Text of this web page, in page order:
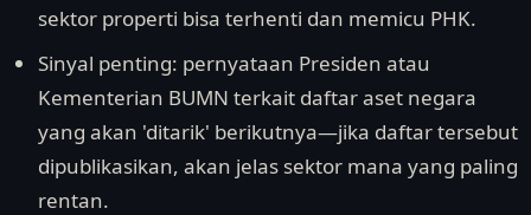
sektor properti bisa terhenti dan memicu PHK.
Sinyal penting: pernyataan Presiden atau
Kementerian BUMN terkait daftar aset negara
yang akan 'ditarik' berikutnya—jika daftar tersebut
dipublikasikan, akan jelas sektor mana yang paling
rentan.